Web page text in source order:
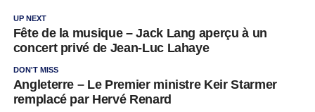
UP NEXT
Fête de la musique – Jack Lang aperçu à un
concert privé de Jean-Luc Lahaye
DON'T MISS
Angleterre – Le Premier ministre Keir Starmer
remplacé par Hervé Renard